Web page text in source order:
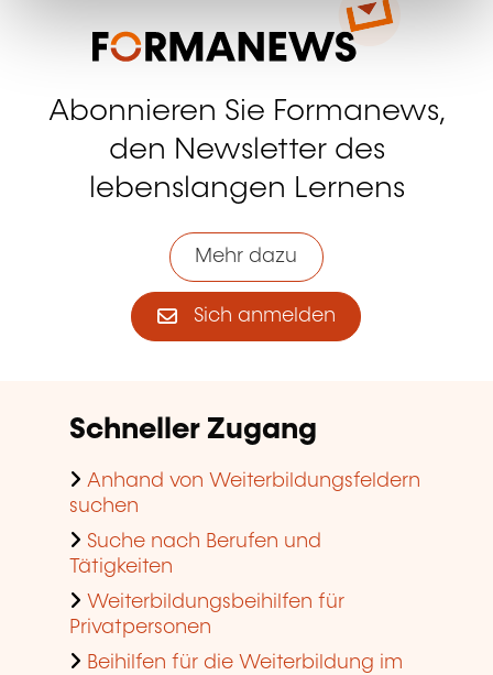
Abonnieren Sie Formanews,
den Newsletter des
lebenslangen Lernens
Mehr dazu
Sich anmelden
Schneller Zugang
Anhand von Weiterbildungsfeldern
suchen
Suche nach Berufen und
Tätigkeiten
Weiterbildungsbeihilfen für
Privatpersonen
Beihilfen für die Weiterbildung im